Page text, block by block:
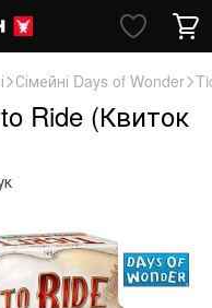
Сімейні Days of Wonder
Ride (Квиток